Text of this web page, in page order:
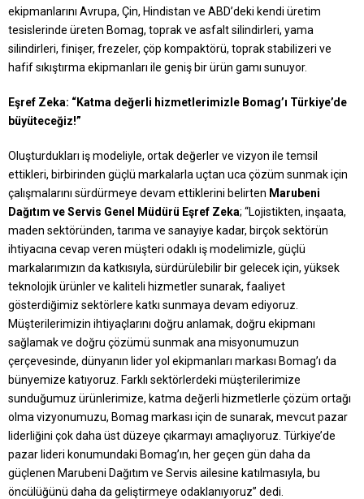
ekipmanlarını Avrupa, Çin, Hindistan ve ABD’deki kendi üretim
tesislerinde üreten Bomag, toprak ve asfalt silindirleri, yama
silindirleri, finişer, frezeler, çöp kompaktörü, toprak stabilizeri ve
hafif sıkıştırma ekipmanları ile geniş bir ürün gamı sunuyor.
Eşref Zeka: “Katma değerli hizmetlerimizle Bomag’ı Türkiye’de
büyüteceğiz!”
Oluşturdukları iş modeliyle, ortak değerler ve vizyon ile temsil
ettikleri, birbirinden güçlü markalarla uçtan uca çözüm sunmak için
çalışmalarını sürdürmeye devam ettiklerini belirten Marubeni
Dağıtım ve Servis Genel Müdürü Eşref Zeka; “Lojistikten, inşaata,
maden sektöründen, tarıma ve sanayiye kadar, birçok sektörün
ihtiyacına cevap veren müşteri odaklı iş modelimizle, güçlü
markalarımızın da katkısıyla, sürdürülebilir bir gelecek için, yüksek
teknolojik ürünler ve kaliteli hizmetler sunarak, faaliyet
gösterdiğimiz sektörlere katkı sunmaya devam ediyoruz.
Müşterilerimizin ihtiyaçlarını doğru anlamak, doğru ekipmanı
sağlamak ve doğru çözümü sunmak ana misyonumuzun
çerçevesinde, dünyanın lider yol ekipmanları markası Bomag’ı da
bünyemize katıyoruz. Farklı sektörlerdeki müşterilerimize
sunduğumuz ürünlerimize, katma değerli hizmetlerle çözüm ortağı
olma vizyonumuzu, Bomag markası için de sunarak, mevcut pazar
liderliğini çok daha üst düzeye çıkarmayı amaçlıyoruz. Türkiye’de
pazar lideri konumundaki Bomag’ın, her geçen gün daha da
güçlenen Marubeni Dağıtım ve Servis ailesine katılmasıyla, bu
öncülüğünü daha da geliştirmeye odaklanıyoruz” dedi.